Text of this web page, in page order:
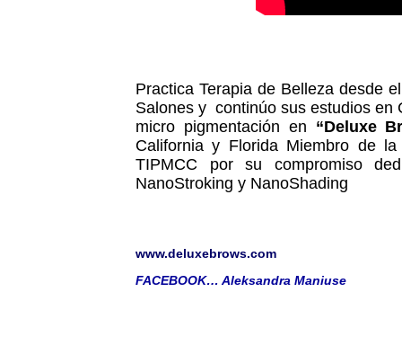
Practica Terapia de Belleza desde
Salones y continúo sus estudios en
micro pigmentación en “Deluxe
California y Florida Miembro de
TIPMCC por su compromiso
NanoStroking y NanoShading
www.deluxebrows.com
FACEBOOK… Aleksandra Maniuse